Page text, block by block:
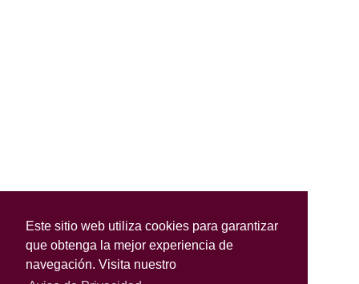
Este sitio web utiliza cookies para garantizar
que obtenga la mejor experiencia de
navegación. Visita nuestro